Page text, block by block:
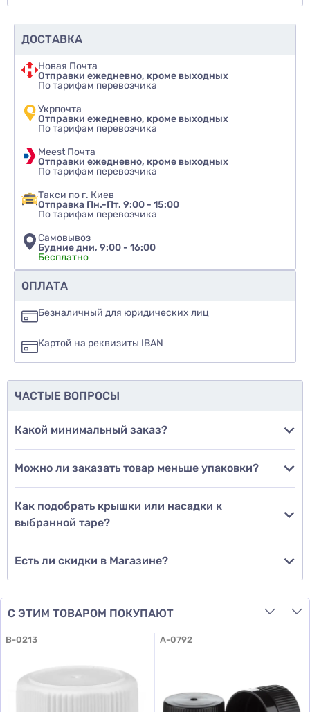
Рекомендуете ли вы этот товар
да
еще не знаю
Добавить отзыв
ДОСТАВКА
Новая Почта
Отправки ежедневно, кроме выходных
По тарифам перевозчика
Укрпочта
Отправки ежедневно, кроме выходных
По тарифам перевозчика
Meest Почта
Отправки ежедневно, кроме выходных
По тарифам перевозчика
Такси по г. Киев
Отправка Пн.-Пт. 9:00 - 15:00
По тарифам перевозчика
Самовывоз
Будние дни, 9:00 - 16:00
Бесплатно
ОПЛАТА
Безналичный для юридических лиц
Картой на реквизиты IBAN
ЧАСТЫЕ ВОПРОСЫ
Какой минимальный заказ?
Можно ли заказать товар меньше упаковки?
Как подобрать крышки или насадки к
выбранной таре?
Есть ли скидки в Магазине?
С ЭТИМ ТОВАРОМ ПОКУПАЮТ
B-0213 A-0792